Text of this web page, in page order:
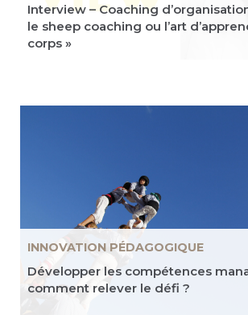
Interview – Coaching
le sheep coaching ou l’art
corps »
INNOVATION PÉDAGOGIQUE
Développer les compétences
comment relever le défi ?